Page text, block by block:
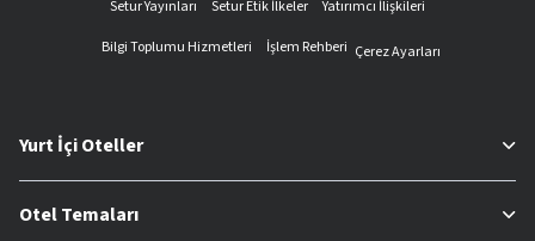
Setur Yayınları
Setur Etik İlkeler
Yatırımcı İlişkileri
Bilgi Toplumu Hizmetleri
İşlem Rehberi Çerez Ayarları
Yurt İçi Oteller
Otel Temaları